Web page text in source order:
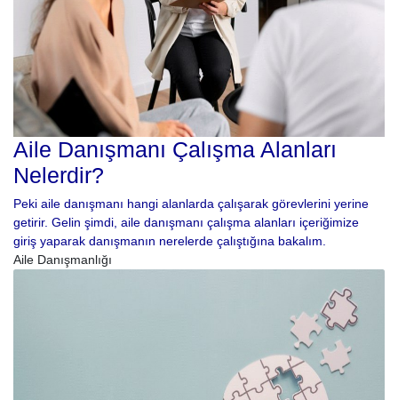
Aile Danışmanı Çalışma Alanları
Nelerdir?
Peki aile danışmanı hangi alanlarda çalışarak görevlerini yerine
getirir. Gelin şimdi, aile danışmanı çalışma alanları içeriğimize
giriş yaparak danışmanın nerelerde çalıştığına bakalım.
Aile Danışmanlığı